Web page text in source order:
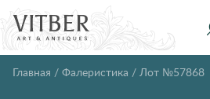
Главная / Фалеристика / Лот №57868